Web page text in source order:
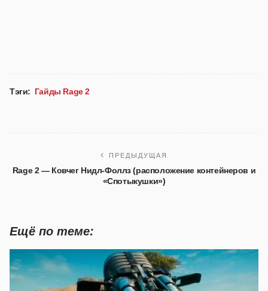
Тэги: Гайды Rage 2
ПРЕДЫДУЩАЯ
Rage 2 — Ковчег Нидл-Фоллз (расположение контейнеров и
«Спотыкушки»)
Ещё по теме: